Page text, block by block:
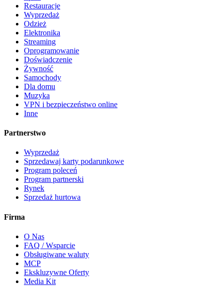
Restauracje
Wyprzedaż
Odzież
Elektronika
Streaming
Oprogramowanie
Doświadczenie
Żywność
Samochody
Dla domu
Muzyka
VPN i bezpieczeństwo online
Inne
Partnerstwo
Wyprzedaż
Sprzedawaj karty podarunkowe
Program poleceń
Program partnerski
Rynek
Sprzedaż hurtowa
Firma
O Nas
FAQ / Wsparcie
Obsługiwane waluty
MCP
Ekskluzywne Oferty
Media Kit